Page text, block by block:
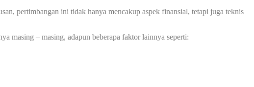
pertimbangan ini tidak hanya mencakup aspek finansial, tetapi juga teknis
masing – masing, adapun beberapa faktor lainnya seperti: